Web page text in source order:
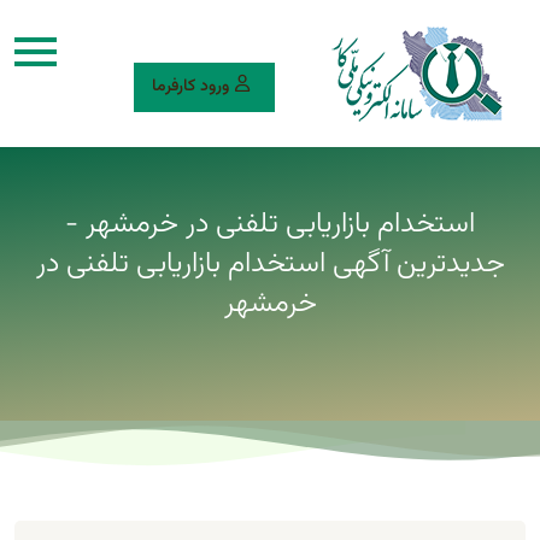
ورود کارفرما
استخدام بازاریابی تلفنی در خرمشهر -
جدیدترین آگهی استخدام بازاریابی تلفنی در
خرمشهر